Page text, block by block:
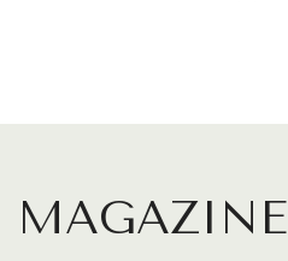
MAGAZINE